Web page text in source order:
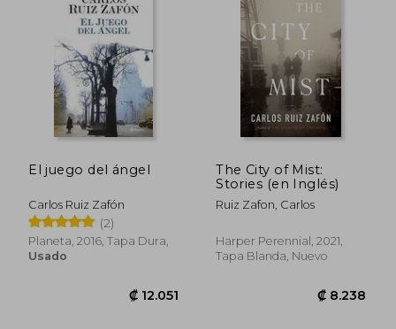
₡ 8.844
El juego del ángel
Carlos Ruiz Zafón
(2)
Planeta, 2016, Tapa Dura,
Usado
The City of Mist:
Stories (en Inglés)
Ruiz Zafon, Carlos
Harper Perennial, 2021,
Tapa Blanda, Nuevo